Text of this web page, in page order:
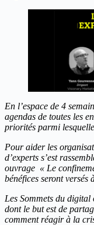
En l’espace de 4
agendas de toutes les
priorités parmi
Pour aider les
d’experts s’est
ouvrage « Le
bénéfices seront
Les Sommets du
dont le but est de
comment réagir à la